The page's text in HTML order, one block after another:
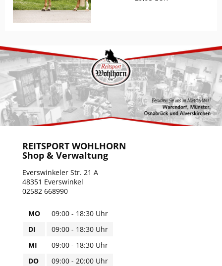
REITSPORT WOHLHORN
Shop & Verwaltung
Everswinkeler Str. 21 A
48351 Everswinkel
02582 668990
MO
09:00 - 18:30 Uhr
DI
09:00 - 18:30 Uhr
MI
09:00 - 18:30 Uhr
DO
09:00 - 20:00 Uhr
DIE SPIEGELBURG
ACAVALLO
BACK ON TRACK
BARTL
BÜMAG
CASCO
CAVALLERIA TOSCANA
CHRIST